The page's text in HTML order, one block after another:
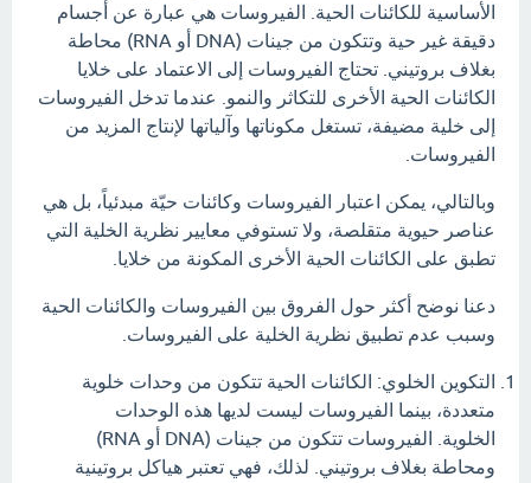
الأساسية للكائنات الحية. الفيروسات هي عبارة عن أجسام
دقيقة غير حية وتتكون من جينات (DNA أو RNA) محاطة
بغلاف بروتيني. تحتاج الفيروسات إلى الاعتماد على خلايا
الكائنات الحية الأخرى للتكاثر والنمو. عندما تدخل الفيروسات
إلى خلية مضيفة، تستغل مكوناتها وآلياتها لإنتاج المزيد من
الفيروسات.
وبالتالي، يمكن اعتبار الفيروسات وكائنات حيّة مبدئياً، بل هي
عناصر حيوية متقلصة، ولا تستوفي معايير نظرية الخلية التي
تطبق على الكائنات الحية الأخرى المكونة من خلايا.
دعنا نوضح أكثر حول الفروق بين الفيروسات والكائنات الحية
وسبب عدم تطبيق نظرية الخلية على الفيروسات.
التكوين الخلوي: الكائنات الحية تتكون من وحدات خلوية
متعددة، بينما الفيروسات ليست لديها هذه الوحدات
الخلوية. الفيروسات تتكون من جينات (DNA أو RNA)
ومحاطة بغلاف بروتيني. لذلك، فهي تعتبر هياكل بروتينية